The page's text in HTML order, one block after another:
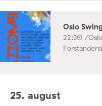
Oslo
22:30 /
25. august